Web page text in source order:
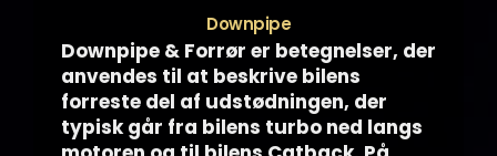
Downpipe
Downpipe & Forrør er betegnelser, der
anvendes til at beskrive bilens
forreste del af udstødningen, der
typisk går fra bilens turbo ned langs